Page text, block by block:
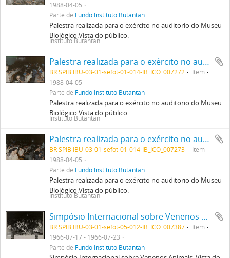
1988-04-05
Parte de Fundo Instituto Butantan
Palestra realizada para o exército no auditorio do Museu
Biológico.Vista do público.
Instituto Butantan
Palestra realizada para o exército no auditorio do Museu Biológico.Vista do público.
BR SPIB IBU-03-01-sefot-01-014-IB_ICO_007272
Item
1988-04-05
Parte de Fundo Instituto Butantan
Palestra realizada para o exército no auditorio do Museu
Biológico.Vista do público.
Instituto Butantan
Palestra realizada para o exército no auditorio do Museu Biológico.Vista do público.
BR SPIB IBU-03-01-sefot-01-014-IB_ICO_007273
Item
1988-04-05
Parte de Fundo Instituto Butantan
Palestra realizada para o exército no auditorio do Museu
Biológico.Vista do público.
Instituto Butantan
Simpósio Internacional sobre Venenos Animais. Vista do público.
BR SPIB IBU-03-01-sefot-05-012-IB_ICO_007387
Item
1966-07-17 - 1966-07-23
Parte de Fundo Instituto Butantan